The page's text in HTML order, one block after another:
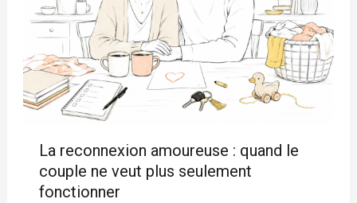
La reconnexion amoureuse : quand le
couple ne veut plus seulement
fonctionner